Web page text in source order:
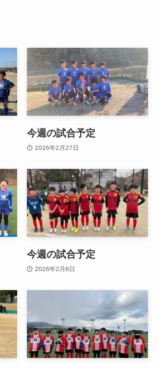
今週の試合予定
2026年2月27日
今週の試合予定
2026年2月6日